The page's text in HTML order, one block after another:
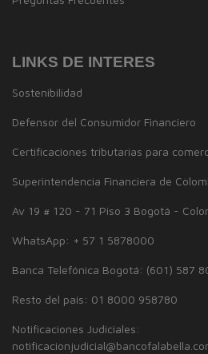
LINKS DE INTERES
Sostenibilidad
Defensor del Consumidor Financiero
Certificaciones tributarias para
Superintendencia Financiera de
Av 19 # 120 - 71 Piso 3 Bogotá -
WhatsApp: + 57 1 5878000
Banca Telefónica Bogotá: (601) 587
Resto del país: 01 8000 958780
Notificaciones Judiciales: